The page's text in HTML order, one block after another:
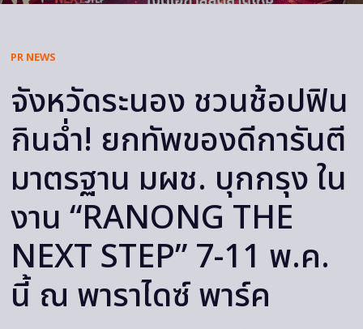
PR NEWS
จังหวัดระนอง ชวนช้อปฟิน
กินฉ่ำ! ยกทัพของดีการันตี
มาตรฐาน มผช. บุกกรุง ใน
งาน “RANONG THE
NEXT STEP” 7-11 พ.ค.
นี้ ณ พาราไดซ์ พาร์ค